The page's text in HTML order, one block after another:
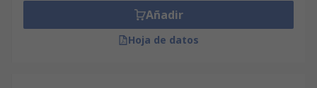
Añadir
Hoja de datos